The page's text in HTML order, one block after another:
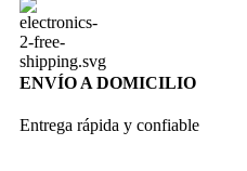
ENVÍO A DOMICILIO
Entrega rápida y confiable